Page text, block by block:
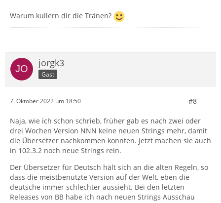
Warum kullern dir die Tränen?
jorgk3
Gast
7. Oktober 2022 um 18:50 #8
Naja, wie ich schon schrieb, früher gab es nach zwei oder
drei Wochen Version NNN keine neuen Strings mehr, damit
die Übersetzer nachkommen konnten. Jetzt machen sie auch
in 102.3.2 noch neue Strings rein.
Der Übersetzer für Deutsch hält sich an die alten Regeln, so
dass die meistbenutzte Version auf der Welt, eben die
deutsche immer schlechter aussieht. Bei den letzten
Releases von BB habe ich nach neuen Strings Ausschau